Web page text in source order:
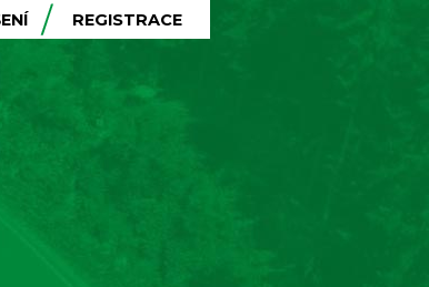
REGISTRACE